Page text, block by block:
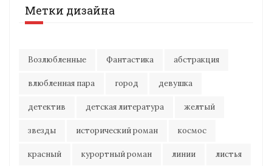
Метки дизайна
Возлюбленные Фантастика абстракция
влюбленная пара город девушка
детектив детская литература желтый
звезды исторический роман космос
красный курортный роман линии листья